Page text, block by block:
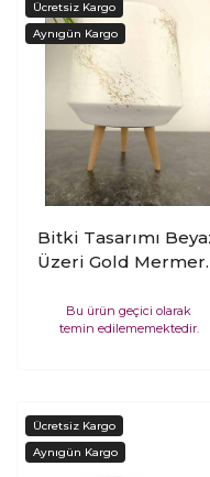
Bitki Tasarımı Beyaz
Üzeri Gold Mermer
Toprak Saksı Saksılık
Salon Çiçeklik 3
Bu ürün geçici olarak
temin edilememektedir.